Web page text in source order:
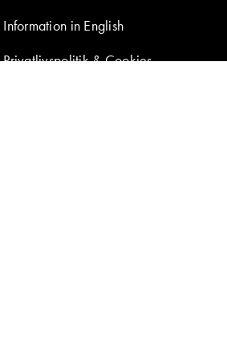
Information in English
Privatlivspolitik & Cookies